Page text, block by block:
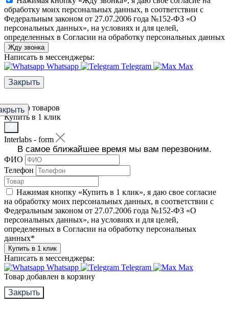
обработку моих персональных данных, в соответствии с
Федеральным законом от 27.07.2006 года №152-ФЗ «О
персональных данных», на условиях и для целей,
определенных в Согласии на обработку персональных данных
Жду звонка
Написать в мессенджеры:
Whatsapp
Telegram
Max
Закрыть
Фильтр товаров
Купить в 1 клик
Interlabs - form
В самое ближайшее время мы вам перезвоним.
ФИО
Телефон
Нажимая кнопку «Купить в 1 клик», я даю свое согласие
на обработку моих персональных данных, в соответствии с
Федеральным законом от 27.07.2006 года №152-ФЗ «О
персональных данных», на условиях и для целей,
определенных в Согласии на обработку персональных
данных*
Купить в 1 клик
Написать в мессенджеры:
Whatsapp
Telegram
Max
Товар добавлен в корзину
Закрыть